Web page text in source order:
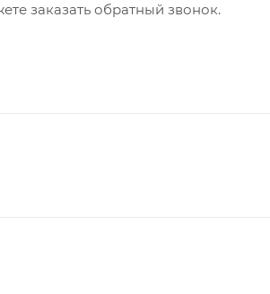
заказать обратный звонок.